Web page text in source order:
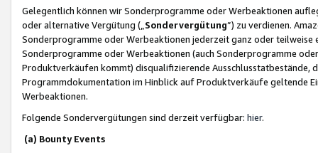
Gelegentlich können wir Sonderprogramme oder Werbeaktionen
oder alternative Vergütung („ Sondervergütung”) zu verdienen.
Sonderprogramme oder Werbeaktionen jederzeit ganz oder
Sonderprogramme oder Werbeaktionen (auch Sonderprogramme
Produktverkäufen kommt) disqualifizierende Ausschlusstatbestände,
Programmdokumentation im Hinblick auf Produktverkäufe geltende
Werbeaktionen.
Folgende Sondervergütungen sind derzeit verfügbar: hier.
(a) Bounty Events